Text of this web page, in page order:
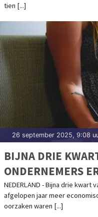
tien [...]
26 september 2025, 9:08
BIJNA DRIE
ONDERNEMERS
ONZEKERHEID
NEDERLAND - Bijna drie
afgelopen jaar meer
oorzaken waren [...]